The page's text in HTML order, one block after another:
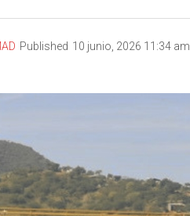
Published 10 junio, 2026 11:34 am